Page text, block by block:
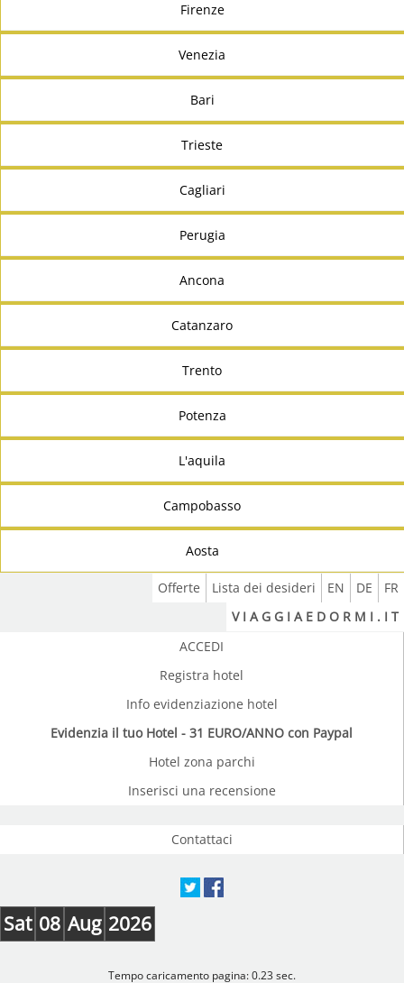
Firenze
Venezia
Bari
Trieste
Cagliari
Perugia
Ancona
Catanzaro
Trento
Potenza
L'aquila
Campobasso
Aosta
FR
DE
EN
Lista dei desideri
Offerte
V I A G G I A E D O R M I . I T
ACCEDI
Registra hotel
Info evidenziazione hotel
Evidenzia il tuo Hotel - 31 EURO/ANNO con Paypal
Hotel zona parchi
Inserisci una recensione
Contattaci
Sat 08 Aug 2026
Tempo caricamento pagina: 0.23 sec.